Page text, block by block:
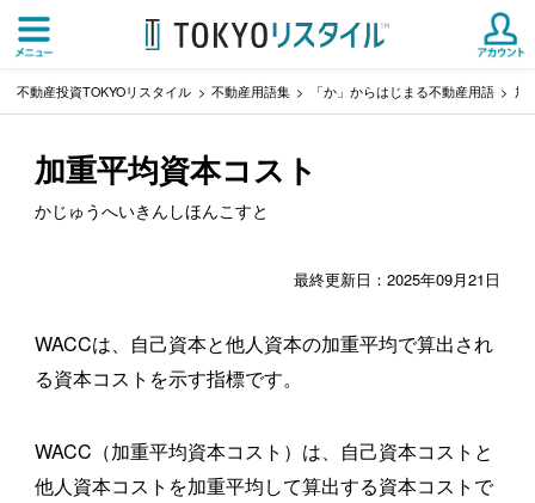
不動産投資TOKYOリスタイル 不動産用語集 「か」からはじまる不動産用語 加
加重平均資本コスト
かじゅうへいきんしほんこすと
最終更新日：2025年09月21日
WACCは、自己資本と他人資本の加重平均で算出され
る資本コストを示す指標です。
WACC（加重平均資本コスト）は、自己資本コストと
他人資本コストを加重平均して算出する資本コストで